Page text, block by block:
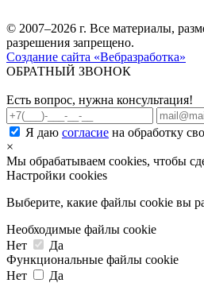
© 2007–2026 г. Все материалы,
разрешения запрещено.
Создание сайта «Вебразработка»
ОБРАТНЫЙ ЗВОНОК
Есть вопрос, нужна консультация!
Я даю согласие на обработку
×
Мы обрабатываем cookies, чтобы
Настройки cookies
Выберите, какие файлы cookie вы
Необходимые файлы cookie
Нет
Да
Функциональные файлы cookie
Нет
Да